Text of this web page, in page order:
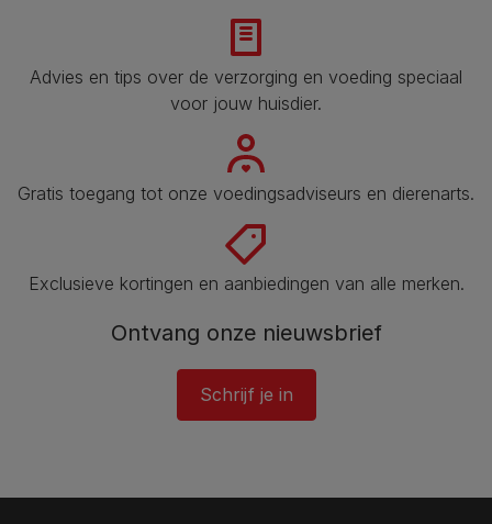
Advies en tips over de verzorging en voeding speciaal
voor jouw huisdier​.
Gratis toegang tot onze voedingsadviseurs en dierenarts​.
Exclusieve kortingen en aanbiedingen van alle merken.
Ontvang onze nieuwsbrief
Schrijf je in